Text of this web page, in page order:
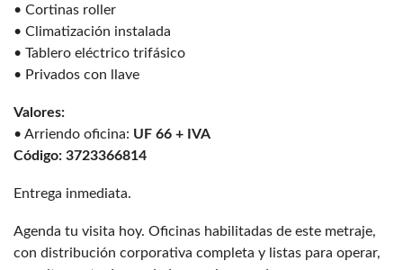
• Cortinas roller
• Climatización instalada
• Tablero eléctrico trifásico
• Privados con llave
Valores:
• Arriendo oficina: UF 66 + IVA
Código: 3723366814
Entrega inmediata.
Agenda tu visita hoy. Oficinas habilitadas de este metraje,
con distribución corporativa completa y listas para operar,